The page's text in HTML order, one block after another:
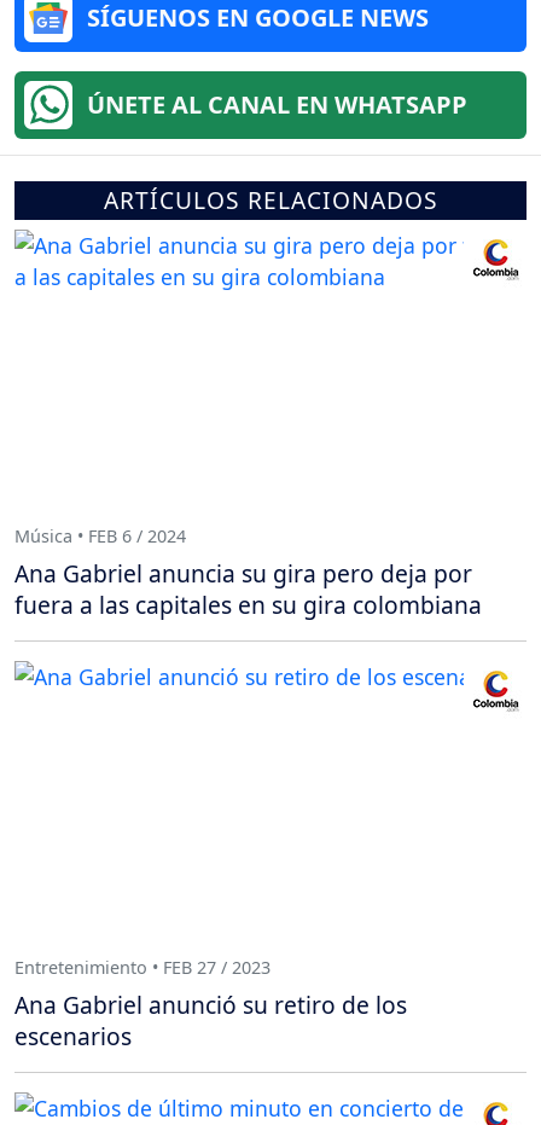
SÍGUENOS EN GOOGLE NEWS
ÚNETE AL CANAL EN WHATSAPP
ARTÍCULOS RELACIONADOS
Música • FEB 6 / 2024
Ana Gabriel anuncia su gira pero deja por
fuera a las capitales en su gira colombiana
Entretenimiento • FEB 27 / 2023
Ana Gabriel anunció su retiro de los
escenarios